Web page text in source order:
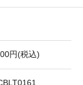
円(税込)